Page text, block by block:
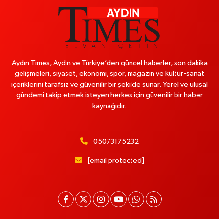
Aydın Times, Aydın ve Türkiye’den güncel haberler, son dakika
gelişmeleri, siyaset, ekonomi, spor, magazin ve kültür-sanat
içeriklerini tarafsız ve güvenilir bir şekilde sunar. Yerel ve ulusal
gündemi takip etmek isteyen herkes için güvenilir bir haber
kaynağıdır.
05073175232
[email protected]